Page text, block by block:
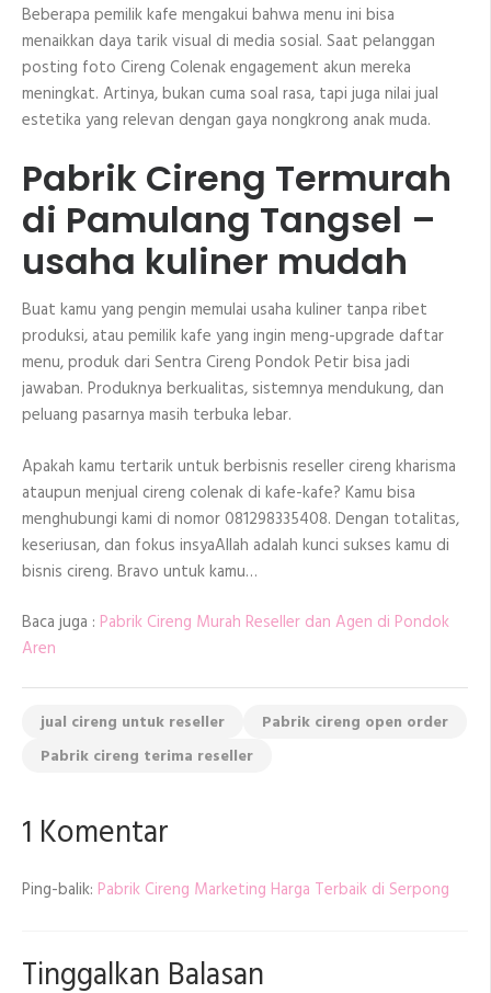
Beberapa pemilik kafe mengakui bahwa menu ini bisa
menaikkan daya tarik visual di media sosial. Saat pelanggan
posting foto Cireng Colenak engagement akun mereka
meningkat. Artinya, bukan cuma soal rasa, tapi juga nilai jual
estetika yang relevan dengan gaya nongkrong anak muda.
Pabrik Cireng Termurah
di Pamulang Tangsel –
usaha kuliner mudah
Buat kamu yang pengin memulai usaha kuliner tanpa ribet
produksi, atau pemilik kafe yang ingin meng-upgrade daftar
menu, produk dari Sentra Cireng Pondok Petir bisa jadi
jawaban. Produknya berkualitas, sistemnya mendukung, dan
peluang pasarnya masih terbuka lebar.
Apakah kamu tertarik untuk berbisnis reseller cireng kharisma
ataupun menjual cireng colenak di kafe-kafe? Kamu bisa
menghubungi kami di nomor 081298335408. Dengan totalitas,
keseriusan, dan fokus insyaAllah adalah kunci sukses kamu di
bisnis cireng. Bravo untuk kamu…
Baca juga : Pabrik Cireng Murah Reseller dan Agen di Pondok
Aren
jual cireng untuk reseller
Pabrik cireng open order
Pabrik cireng terima reseller
1 Komentar
Ping-balik: Pabrik Cireng Marketing Harga Terbaik di Serpong
Tinggalkan Balasan